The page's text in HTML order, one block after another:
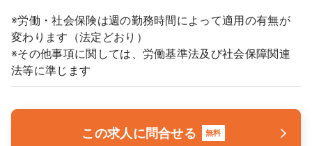
※労働・社会保険は週の勤務時間によって適用の有無が
変わります（法定どおり）
※その他事項に関しては、労働基準法及び社会保障関連
法等に準じます
この求人に問合せる 無料